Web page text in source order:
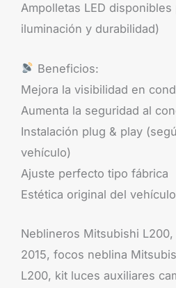
Ampolletas LED
iluminación y durabilidad)
Beneficios:
Mejora la visibilidad en
Aumenta la seguridad al
Instalación plug & play
vehículo)
Ajuste perfecto tipo fábrica
Estética original del vehículo
Neblineros Mitsubishi
2015, focos neblina
L200, kit luces auxiliares